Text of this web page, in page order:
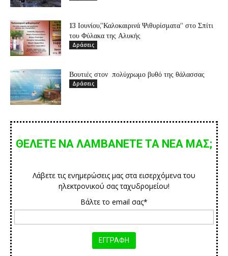
13 Ιουνίου,”Καλοκαιρινά Ψιθυρίσματα” στο Σπίτι
του Φύλακα της Αλυκής
Δράσεις
Βουτιές στον πολύχρωμο βυθό της θάλασσας
Δράσεις
ΘΕΛΕΤΕ ΝΑ ΛΑΜΒΑΝΕΤΕ ΤΑ ΝΕΑ ΜΑΣ;
Λάβετε τις ενημερώσεις μας στα εισερχόμενα του
ηλεκτρονικού σας ταχυδρομείου!
Βάλτε το email σας*